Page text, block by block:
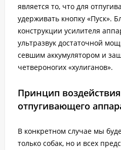
является то, что для
удерживать кнопку «Пуск».
конструкции усилителя
ультразвук достаточной
севшим аккумулятором и
четвероногих «хулиганов».
Принцип
отпугивающего
В конкретном случае мы
только собак, но и всех